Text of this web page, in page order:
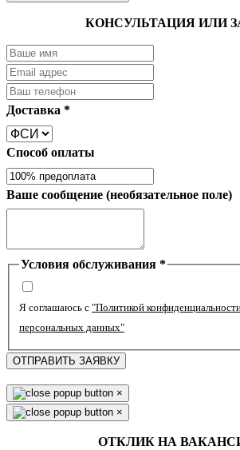
КОНСУЛЬТАЦИЯ ИЛИ
Доставка *
Способ оплаты
Ваше сообщение (необязательное поле)
Условия обслуживания *
Я соглашаюсь с "Политикой
персональных данных"
ОТПРАВИТЬ ЗАЯВКУ
×
×
ОТКЛИК НА